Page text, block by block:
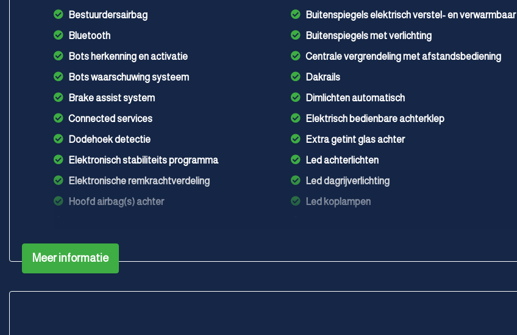
Bestuurdersairbag
Bluetooth
Bots herkenning en activatie
Bots waarschuwing systeem
Brake assist system
Connected services
Dodehoek detectie
Elektronisch stabiliteits programma
Elektronische remkrachtverdeling
Hoofd airbag(s) achter
Keyless start
Knie airbag(s)
Buitenspiegels elektrisch verstel- en verwarmbaar
Buitenspiegels met verlichting
Centrale vergrendeling met afstandsbediening
Dakrails
Dimlichten automatisch
Elektrisch bedienbare achterklep
Extra getint glas achter
Led achterlichten
Led dagrijverlichting
Led koplampen
Parkeer assistent
Meer informatie